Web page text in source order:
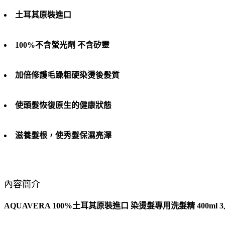
土耳其原裝進口
100%不含螢光劑 不含矽靈
加倍修護毛躁粗硬染燙後髮質
使頭髮恢復原生的健康狀態
滋養髮根，使秀髮保濕亮澤
內容簡介
AQUAVERA 100%土耳其原裝進口 染燙髮專用洗髮精 400ml